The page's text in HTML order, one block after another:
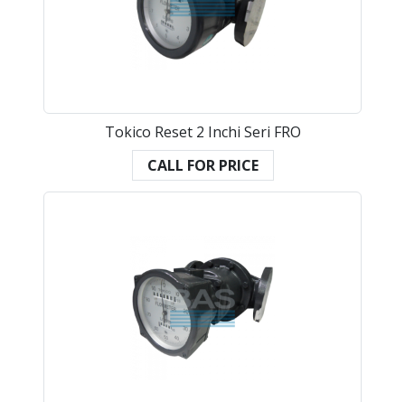
Tokico Reset 2 Inchi Seri FRO
CALL FOR PRICE